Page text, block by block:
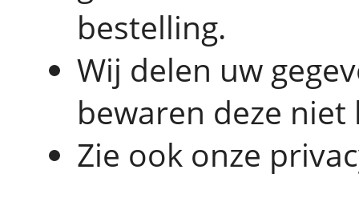
bestelling.
Wij delen uw
bewaren deze
Zie ook onze